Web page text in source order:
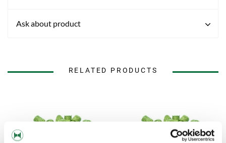
Ask about product
RELATED PRODUCTS